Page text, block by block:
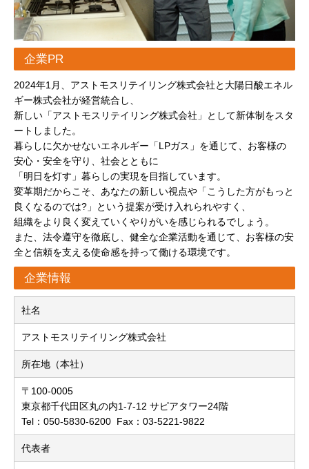
企業PR
2024年1月、アストモスリテイリング株式会社と大陽日酸エネル
ギー株式会社が経営統合し、
新しい「アストモスリテイリング株式会社」として新体制をスタ
ートしました。
暮らしに欠かせないエネルギー「LPガス」を通じて、お客様の
安心・安全を守り、社会とともに
「明日を灯す」暮らしの実現を目指しています。
変革期だからこそ、あなたの新しい視点や「こうした方がもっと
良くなるのでは?」という提案が受け入れられやすく、
組織をより良く変えていくやりがいを感じられるでしょう。
また、法令遵守を徹底し、健全な企業活動を通じて、お客様の安
全と信頼を支える使命感を持って働ける環境です。
企業情報
社名
アストモスリテイリング株式会社
所在地（本社）
〒100-0005
東京都千代田区丸の内1-7-12 サピアタワー24階
Tel：050-5830-6200 Fax：03-5221-9822
代表者